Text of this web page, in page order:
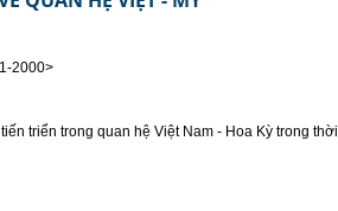
2000>
triển trong quan hệ Việt Nam - Hoa Kỳ trong thời